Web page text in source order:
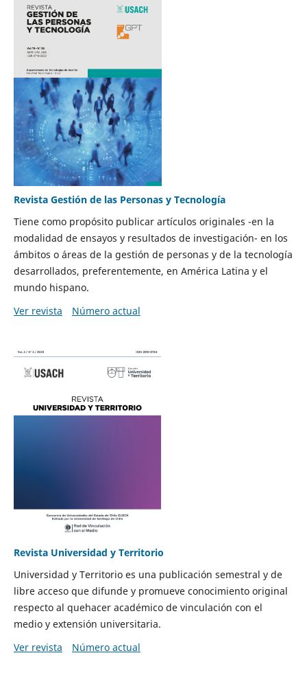
Revista Gestión de las Personas y Tecnología
Tiene como propósito publicar artículos originales -en la
modalidad de ensayos y resultados de investigación- en los
ámbitos o áreas de la gestión de personas y de la tecnología
desarrollados, preferentemente, en América Latina y el
mundo hispano.
Ver revista
Número actual
Revista Universidad y Territorio
Universidad y Territorio es una publicación semestral y de
libre acceso que difunde y promueve conocimiento original
respecto al quehacer académico de vinculación con el
medio y extensión universitaria.
Ver revista
Número actual